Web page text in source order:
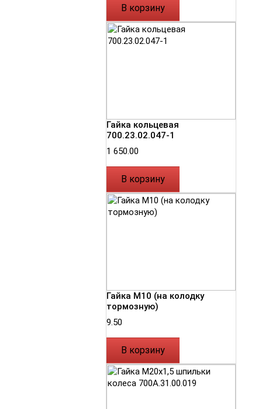
В корзину
Гайка кольцевая
700.23.02.047-1
1 650.00
В корзину
Гайка М10 (на колодку
тормозную)
9.50
В корзину